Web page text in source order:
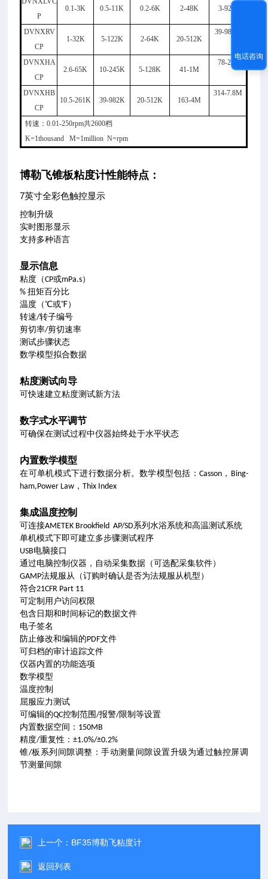
P
0.1-3K 0.5-11K 0.2-6K 2-48K 3-92K
DVNXRV
CP
1-32K 5-122K 2-64K 20-512K
39-983K
DVNXHA
CP
2.6-65K 10-245K 5-128K 41-1M
78-2M
DVNXHB
CP
10.5-261K 39-982K 20-512K 163-4M
314-7.8M
转速：0.01-250rpm共2600档
K=1thousand M=1million N=rpm
博勒飞锥板粘度计性能特点：
7英寸全彩色触控显示
控制升级
实时图形显示
支持多种语言
显示信息
粘度（CP或mPa.s）
% 扭矩百分比
温度（℃或℉）
转速/转子编号
剪切率/剪切速率
测试步骤状态
数学模型拟合数据
粘度测试向导
可快速建立粘度测试新方法
数字式水平调节
可确保在测试过程中仪器始终处于水平状态
内置数学模型
在可单机模式下进行数据分析。数学模型包括：Casson， Bing-
ham,Power Law ，Thix Index
集成温度控制
可连接AMETEK Brookfield AP/SD系列水浴系统和高温测试系统
单机模式下即可建立多步骤测试程序
USB电脑接口
通过电脑控制仪器，自动采集数据（可选配采集软件）
GAMP法规服从（订购时确认是否为法规服从机型）
符合21CFR Part 11
可定制用户访问权限
包含日期和时间标记的数据文件
电子签名
防止修改和编辑的PDF文件
可归档的审计追踪文件
仪器内置的功能选项
数学模型
温度控制
屈服应力测试
可编辑的QC控制范围/报警/限制等设置
内置数据空间：150MB
精度/重复性：±1.0%/±0.2%
锥/板系列间隙调整：手动测量间隙设置升级为通过触控屏调
节测量间隙
上一个： BF35博勒飞粘度计
返回列表
电话咨询